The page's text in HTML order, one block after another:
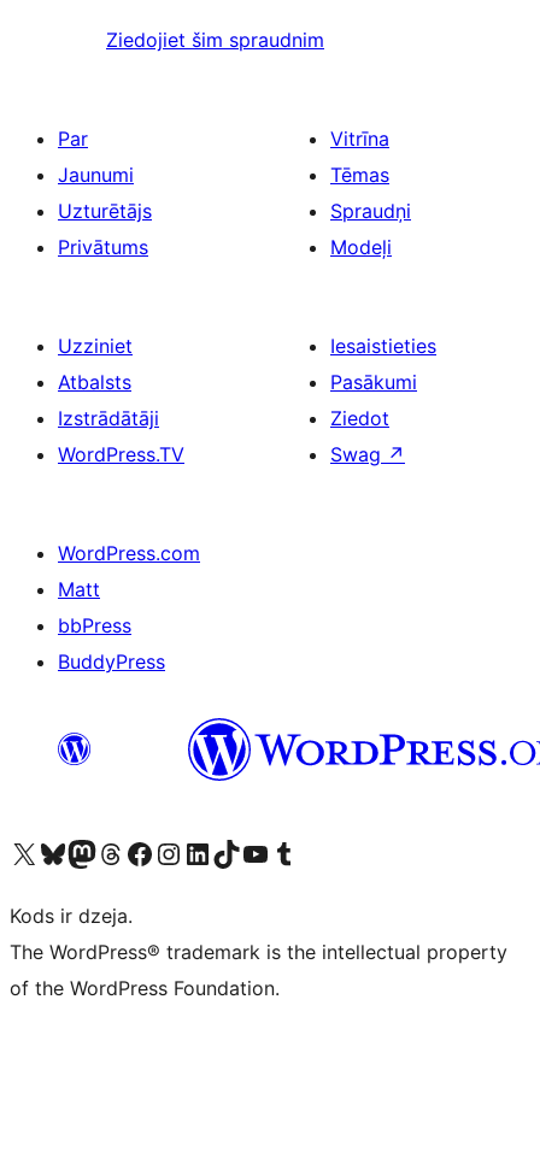
Ziedojiet šim spraudnim
Par
Jaunumi
Uzturētājs
Privātums
Vitrīna
Tēmas
Spraudņi
Modeļi
Uzziniet
Atbalsts
Izstrādātāji
WordPress.TV
Iesaistieties
Pasākumi
Ziedot
Swag ↗
WordPress.com
Matt
bbPress
BuddyPress
Apmeklējiet mūsu X (agrāk Twitter) kontu
Apmeklējiet mūsu Bluesky kontu
Apmeklējiet mūsu Mastodon kontu
Apmeklējiet mūsu Threads kontu
Apmeklējiet mūsu Facebook lapuApmeklējiet mūsu Instagram kontu
Apmeklējiet mūsu LinkedIn kontu
Apmeklējiet mūsu TikTok kontu
Apmeklējiet mūsu YouTube kanālu
Apmeklējiet mūsu Tumblr kontu
Kods ir dzeja.
The WordPress® trademark is the intellectual property
of the WordPress Foundation.